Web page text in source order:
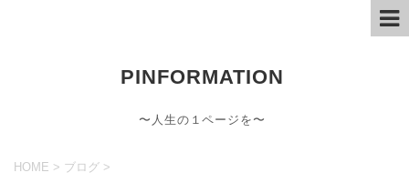
PINFORMATION
〜人生の１ページを〜
HOME > ブログ >